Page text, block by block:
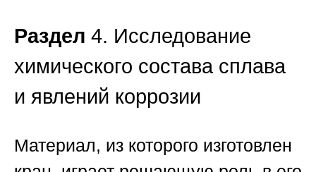
Раздел 4. Исследование
химического состава сплава
и явлений коррозии
Материал, из которого изготовлен